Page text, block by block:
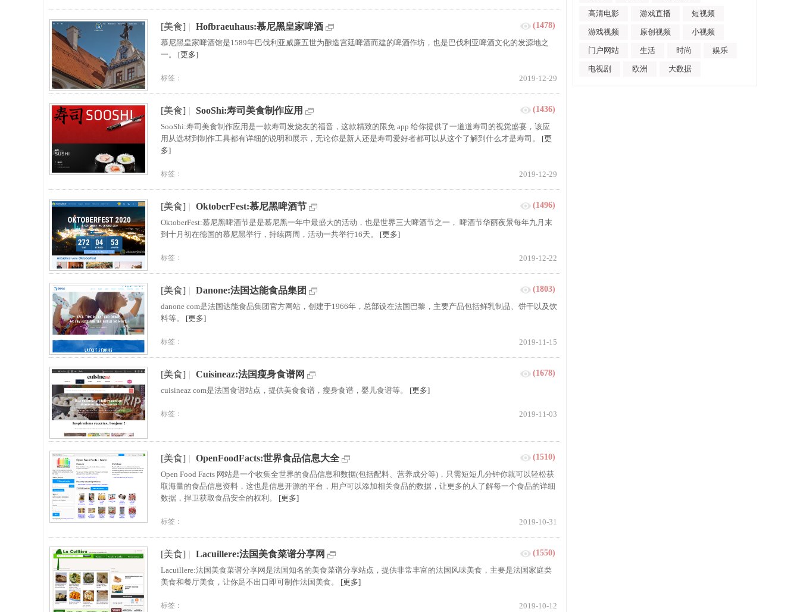
[美食] | Hofbraeuhaus:慕尼黑皇家啤酒
(1478)
慕尼黑皇家啤酒馆是1589年巴伐利亚威廉五世为酿造宫廷啤酒而建的啤酒作坊，也是巴伐利亚啤酒文化的发源地之
一。 [更多]
标签： 2019-12-29
[美食] | SooShi:寿司美食制作应用
(1436)
SooShi:寿司美食制作应用是一款寿司发烧友的福音，这款精致的限免 app 给你提供了一道道寿司的视觉盛宴，该应
用从选材到制作工具都有详细的说明和展示，无论你是新人还是寿司爱好者都可以从这个了解到什么才是寿司。 [更
多]
标签： 2019-12-29
[美食] | OktoberFest:慕尼黑啤酒节
(1496)
OktoberFest:慕尼黑啤酒节是是慕尼黑一年中最盛大的活动，也是世界三大啤酒节之一， 啤酒节华丽夜景每年九月末
到十月初在德国的慕尼黑举行，持续两周，活动一共举行16天。 [更多]
标签： 2019-12-22
[美食] | Danone:法国达能食品集团
(1803)
danone com是法国达能食品集团官方网站，创建于1966年，总部设在法国巴黎，主要产品包括鲜乳制品、饼干以及饮
料等。 [更多]
标签： 2019-11-15
[美食] | Cuisineaz:法国瘦身食谱网
(1678)
cuisineaz com是法国食谱站点，提供美食食谱，瘦身食谱，婴儿食谱等。 [更多]
标签： 2019-11-03
[美食] | OpenFoodFacts:世界食品信息大全
(1510)
Open Food Facts 网站是一个收集全世界的食品信息和数据(包括配料、营养成分等)，只需短短几分钟你就可以轻松获
取海量的食品信息资料，这也是信息开源的平台，用户可以添加相关食品的数据，让更多的人了解每一个食品的详细
数据，捍卫获取食品安全的权利。 [更多]
标签： 2019-10-31
[美食] | Lacuillere:法国美食菜谱分享网
(1550)
Lacuillere:法国美食菜谱分享网是法国知名的美食菜谱分享站点，提供非常丰富的法国风味美食，主要是法国家庭类
美食和餐厅美食，让你足不出口即可制作法国美食。 [更多]
标签： 2019-10-12
高清电影 游戏直播 短视频
游戏视频 原创视频 小视频
门户网站 生活 时尚 娱乐
电视剧 欧洲 大数据